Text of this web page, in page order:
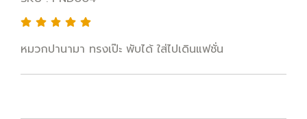
หมวกปานามา ทรงเป๊ะ พับได้ ใส่ไปเดินแฟชั่น